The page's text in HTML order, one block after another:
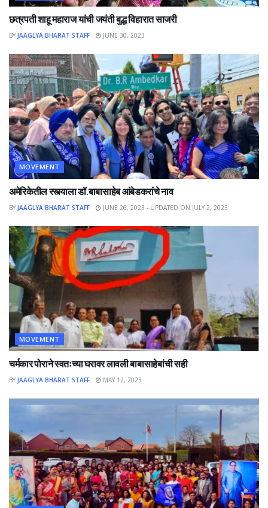
छत्रपती शाहू महाराज यांची जयंती बुद्ध विहारात साजरी
BY JAAGLYA BHARAT STAFF JUNE 30, 2023
MOVEMENT
अमेरिकेतील रस्त्याला डॉ.बाबासाहेब आंबेडकरांचे नाव
BY JAAGLYA BHARAT STAFF JUNE 26, 2023 - UPDATED ON JULY 2, 2023
MOVEMENT
चर्मकार पोराने स्वतःच्या घरावर लावली बाबासाहेबांची सही
BY JAAGLYA BHARAT STAFF MAY 12, 2023